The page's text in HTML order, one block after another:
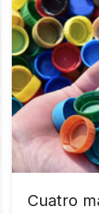
Cuatro